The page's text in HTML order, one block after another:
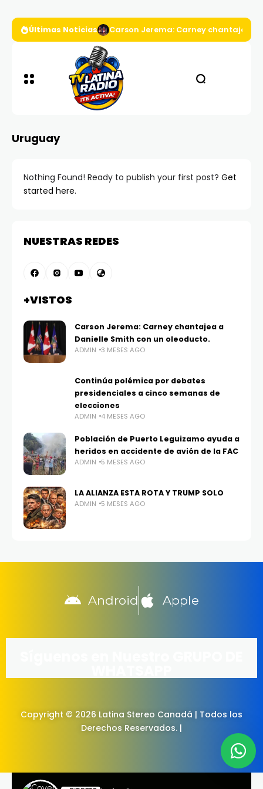
Últimas Noticias Carson Jerema: Carney chantajea a
Uruguay
Nothing Found! Ready to publish your first post? Get
started here.
NUESTRAS REDES
+VISTOS
Carson Jerema: Carney chantajea a
Danielle Smith con un oleoducto.
ADMIN 3 MESES AGO
Continúa polémica por debates
presidenciales a cinco semanas de
elecciones
ADMIN 4 MESES AGO
Población de Puerto Leguizamo ayuda a
heridos en accidente de avión de la FAC
ADMIN 5 MESES AGO
LA ALIANZA ESTA ROTA Y TRUMP SOLO
ADMIN 5 MESES AGO
Android Apple
Copyright © 2026 Latina Stereo Canadá | Todos los
Derechos Reservados. |